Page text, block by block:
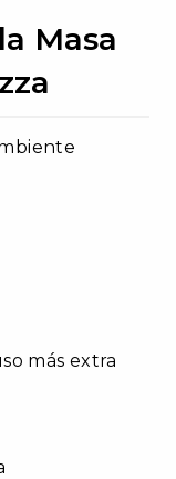
Masa
más extra